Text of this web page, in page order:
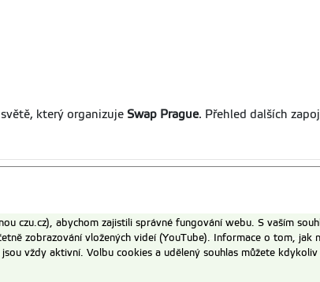
který organizuje Swap Prague. Přehled dalších
czu.cz), abychom zajistili správné fungování webu. S vaším
zobrazování vložených videí (YouTube). Informace o tom, jak
vždy aktivní. Volbu cookies a udělený souhlas můžete